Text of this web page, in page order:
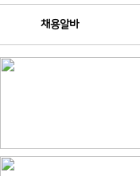
채용알바